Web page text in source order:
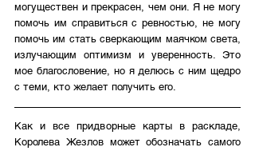
могуществен и прекрасен, чем они. Я не могу
помочь им справиться с ревностью, не могу
помочь им стать сверкающим маячком света,
излучающим оптимизм и уверенность. Это
мое благословение, но я делюсь с ним щедро
с теми, кто желает получить его.
Как и все придворные карты в раскладе,
Королева Жезлов может обозначать самого